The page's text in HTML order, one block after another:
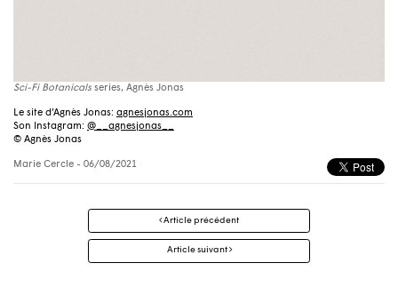
Sci-Fi Botanicals series, Agnès Jonas
Le site d’Agnès Jonas: agnesjonas.com
Son Instagram: @__agnesjonas__
© Agnès Jonas
Marie Cercle - 06/08/2021
Navigation
Article précédent
Article suivant